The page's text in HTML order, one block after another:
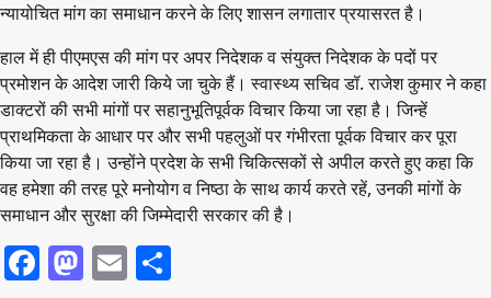
न्यायोचित मांग का समाधान करने के लिए शासन लगातार प्रयासरत है।
हाल में ही पीएमएस की मांग पर अपर निदेशक व संयुक्त निदेशक के पदों पर
प्रमोशन के आदेश जारी किये जा चुके हैं। स्वास्थ्य सचिव डॉ. राजेश कुमार ने कहा
डाक्टरों की सभी मांगों पर सहानुभूतिपूर्वक विचार किया जा रहा है। जिन्हें
प्राथमिकता के आधार पर और सभी पहलुओं पर गंभीरता पूर्वक विचार कर पूरा
किया जा रहा है। उन्होंने प्रदेश के सभी चिकित्सकों से अपील करते हुए कहा कि
वह हमेशा की तरह पूरे मनोयोग व निष्ठा के साथ कार्य करते रहें, उनकी मांगों के
समाधान और सुरक्षा की जिम्मेदारी सरकार की है।
Facebook
Mastodon
Email